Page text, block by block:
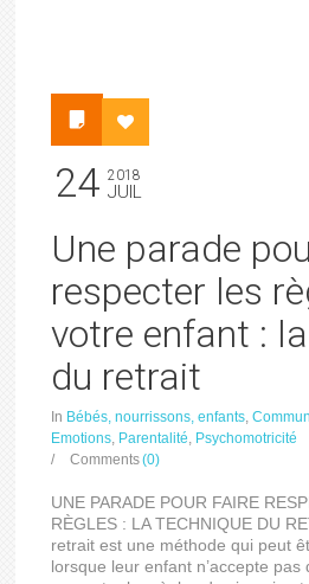
24 2018
JUIL
Une parade
respecter les
votre enfant :
du retrait
In Bébés, nourrissons, enfants,
Emotions, Parentalité, Psychomotricité
/
Comments(0)
UNE PARADE POUR FAIRE
RÈGLES : LA TECHNIQUE DU
retrait est une méthode qui peut
lorsque leur enfant n’accepte pas